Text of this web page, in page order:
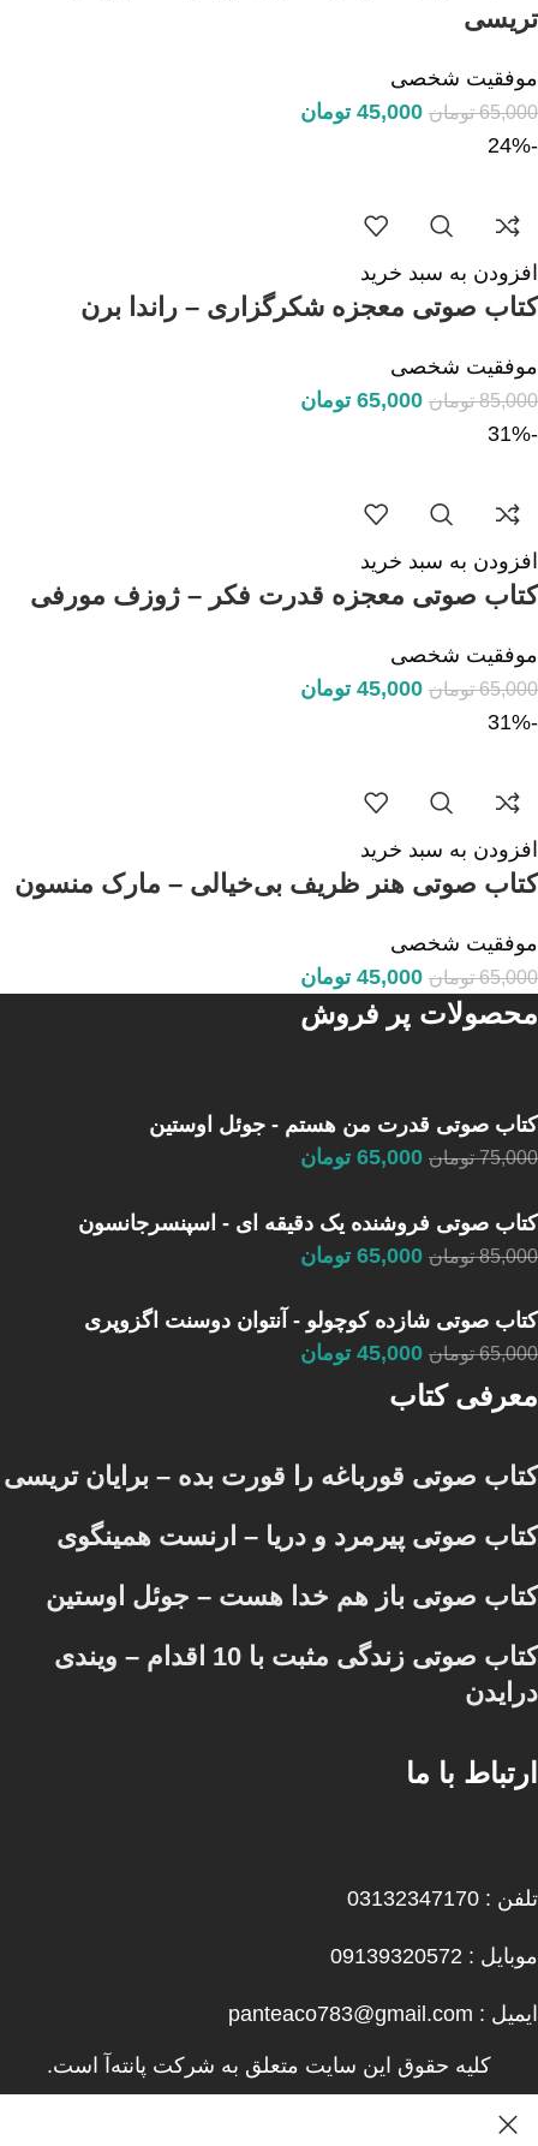
تریسی
موفقیت شخصی
65,000 تومان 45,000 تومان
-24%
افزودن به سبد خرید
کتاب صوتی معجزه شکرگزاری – راندا برن
موفقیت شخصی
85,000 تومان 65,000 تومان
-31%
افزودن به سبد خرید
کتاب صوتی معجزه قدرت فکر – ژوزف مورفی
موفقیت شخصی
65,000 تومان 45,000 تومان
-31%
افزودن به سبد خرید
کتاب صوتی هنر ظریف بی‌خیالی – مارک منسون
موفقیت شخصی
65,000 تومان 45,000 تومان
محصولات پر فروش
کتاب صوتی قدرت من هستم - جوئل اوستین
75,000 تومان 65,000 تومان
کتاب صوتی فروشنده یک دقیقه ای - اسپنسرجانسون
85,000 تومان 65,000 تومان
کتاب صوتی شازده کوچولو - آنتوان دوسنت اگزوپری
65,000 تومان 45,000 تومان
معرفی کتاب
کتاب صوتی قورباغه را قورت بده – برایان تریسی
کتاب صوتی پیرمرد و دریا – ارنست همینگوی
کتاب صوتی باز هم خدا هست – جوئل اوستین
کتاب صوتی زندگی مثبت با 10 اقدام – ویندی
درایدن
ارتباط با ما
تلفن : 03132347170
موبایل : 09139320572
ایمیل : panteaco783@gmail.com
کلیه حقوق این سایت متعلق به شرکت پانته‌آ است.